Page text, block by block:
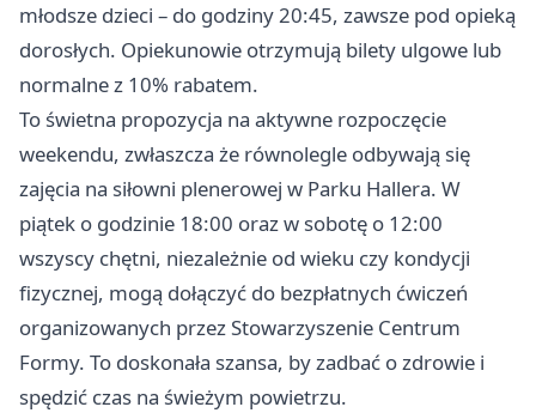
młodsze dzieci – do godziny 20:45, zawsze pod opieką
dorosłych. Opiekunowie otrzymują bilety ulgowe lub
normalne z 10% rabatem.
To świetna propozycja na aktywne rozpoczęcie
weekendu, zwłaszcza że równolegle odbywają się
zajęcia na siłowni plenerowej w Parku Hallera. W
piątek o godzinie 18:00 oraz w sobotę o 12:00
wszyscy chętni, niezależnie od wieku czy kondycji
fizycznej, mogą dołączyć do bezpłatnych ćwiczeń
organizowanych przez Stowarzyszenie Centrum
Formy. To doskonała szansa, by zadbać o zdrowie i
spędzić czas na świeżym powietrzu.